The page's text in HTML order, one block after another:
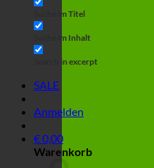
Suche im Titel
Suche im Inhalt
Search in excerpt
SALE
Anmelden
€0,00
Warenkorb